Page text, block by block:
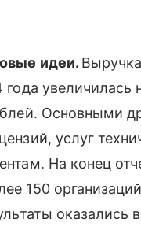
идеи.
Основными
услуг
На конец
150